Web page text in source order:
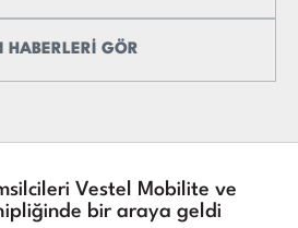
HABERLERİ GÖR
Vestel Mobilite ve
bir araya geldi